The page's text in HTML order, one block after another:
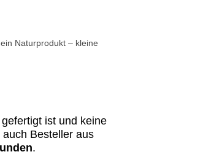
Naturprodukt – kleine
ist und keine
Besteller aus
.